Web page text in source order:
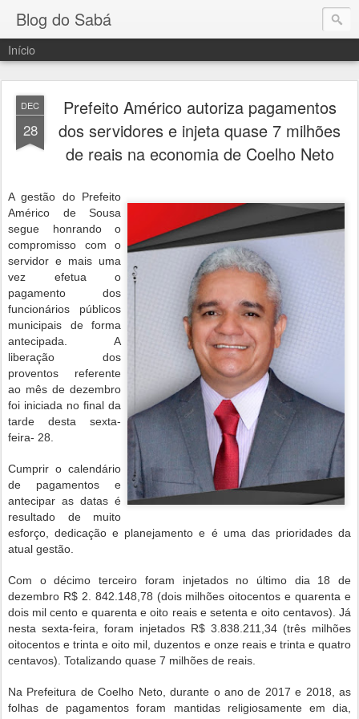
Blog do Sabá
Início
DEC
28
Prefeito Américo autoriza pagamentos
dos servidores e injeta quase 7 milhões
de reais na economia de Coelho Neto
A gestão do Prefeito
Américo de Sousa
segue honrando o
compromisso com o
servidor e mais uma
vez efetua o
pagamento dos
funcionários públicos
municipais de forma
antecipada. A
liberação dos
proventos referente
ao mês de dezembro
foi iniciada no final da
tarde desta sexta-
feira- 28.
Cumprir o calendário
de pagamentos e
antecipar as datas é
resultado de muito
esforço, dedicação e planejamento e é uma das prioridades da
atual gestão.
Com o décimo terceiro foram injetados no último dia 18 de
dezembro R$ 2. 842.148,78 (dois milhões oitocentos e quarenta e
dois mil cento e quarenta e oito reais e setenta e oito centavos). Já
nesta sexta-feira, foram injetados R$ 3.838.211,34 (três milhões
oitocentos e trinta e oito mil, duzentos e onze reais e trinta e quatro
centavos). Totalizando quase 7 milhões de reais.
Na Prefeitura de Coelho Neto, durante o ano de 2017 e 2018, as
folhas de pagamentos foram mantidas religiosamente em dia,